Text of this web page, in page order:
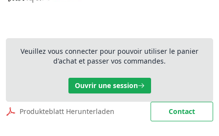
Veuillez vous connecter pour pouvoir utiliser le panier
d'achat et passer vos commandes.
Ouvrir une session
Produkteblatt Herunterladen Contact